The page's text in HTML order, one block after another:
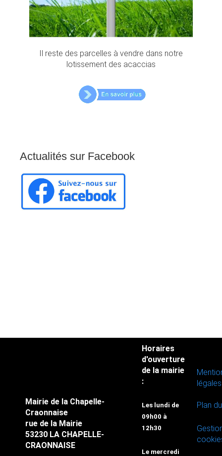
Il reste des parcelles à vendre dans notre
lotissement des acaccias
Actualités sur Facebook
Mairie de la Chapelle-
Craonnaise
rue de la Mairie
53230 LA CHAPELLE-
CRAONNAISE
Horaires
d'ouverture
de la mairie
:
Les lundi de
09h00 à
12h30
Le mercredi
légales
Plan